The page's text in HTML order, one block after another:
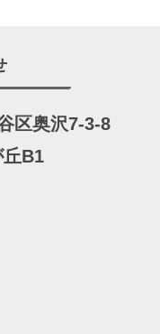
区奥沢7-3-8
B1